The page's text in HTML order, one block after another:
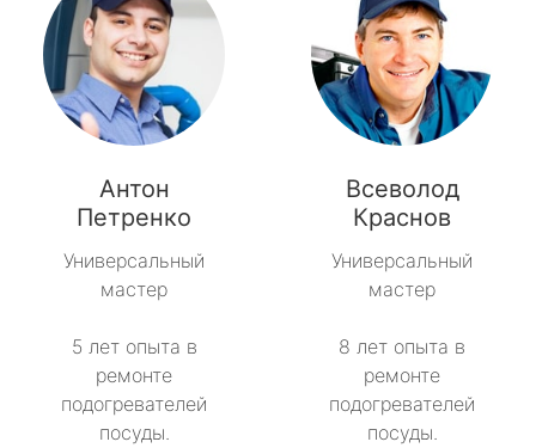
Антон
Петренко
Универсальный
мастер
5 лет опыта в
ремонте
подогревателей
посуды.
Всеволод
Краснов
Универсальный
мастер
8 лет опыта в
ремонте
подогревателей
посуды.